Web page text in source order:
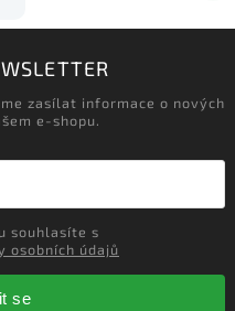
zasílat informace o nových
e-shopu.
osobních údajů
se